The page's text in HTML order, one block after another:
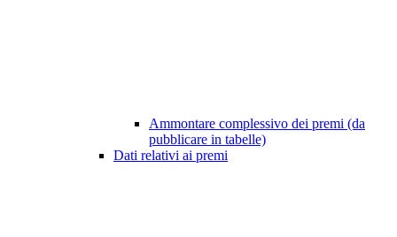
Ammontare complessivo dei premi (da
pubblicare in tabelle)
Dati relativi ai premi